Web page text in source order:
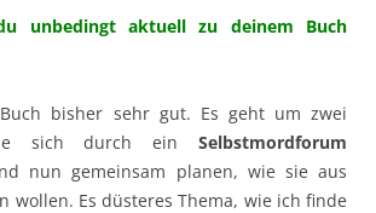
unbedingt aktuell zu deinem Buch
bisher sehr gut. Es geht um zwei
sich durch ein Selbstmordforum
nun gemeinsam planen, wie sie aus
wollen. Es düsteres Thema, wie ich finde